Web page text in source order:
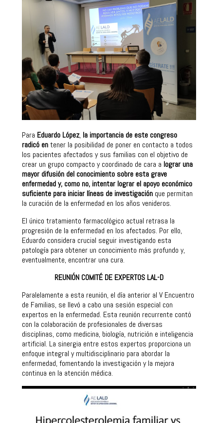
Para Eduardo López, la importancia de este congreso
radicó entener la posibilidad de poner en contacto a todos
los pacientes afectados y sus familias con el objetivo de
crear un grupo compacto y coordinado de cara a lograr una
mayor difusión del conocimiento sobre esta grave
enfermedad y, como no, intentar lograr el apoyo económico
suficiente para iniciar líneas de investigaciónque permitan
la curación de la enfermedad en los años venideros.
El único tratamiento farmacológico actual retrasa la
progresión de la enfermedad en los afectados. Por ello,
Eduardo considera crucial seguir investigando esta
patología para obtener un conocimiento más profundo y,
eventualmente, encontrar una cura.
REUNIÓN COMITÉ DE EXPERTOS LAL-D
Paralelamente a esta reunión, el día anterior al V Encuentro
de Familias, se llevó a cabo una sesión especial con
expertos en la enfermedad. Esta reunión recurrente contó
con la colaboración de profesionales de diversas
disciplinas, como medicina, biología, nutrición e inteligencia
artificial. La sinergia entre estos expertos proporciona un
enfoque integral y multidisciplinario para abordar la
enfermedad, fomentando la investigación y la mejora
continua en la atención médica.